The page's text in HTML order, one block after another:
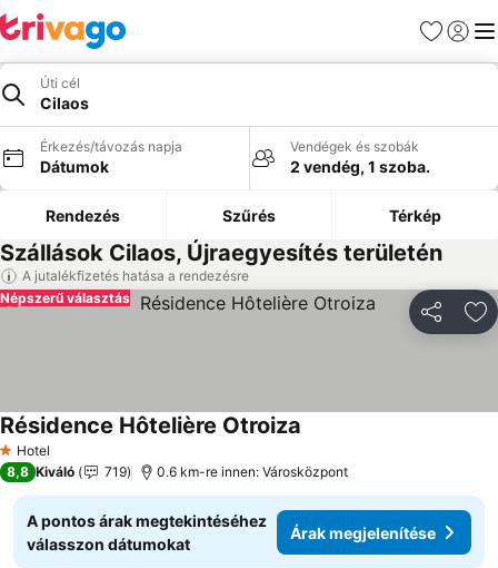
Kedvencek
Úti cél
Cilaos
Érkezés/távozás napja
Dátumok
Vendégek és szobák
2 vendég, 1 szoba.
Rendezés Szűrés Térkép
Szállások Cilaos, Újraegyesítés területén
A jutalékfizetés hatása a rendezésre
Népszerű választás
1 Kategória
Hotel
Résidence Hôtelière Otroiza
8,8 Kiváló 719 0.6 km-re innen: Városközpont
A pontos árak megtekintéséhez
válasszon dátumokat
Árak megjelenítése